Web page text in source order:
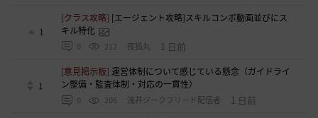
1
[クラス攻略] [エージェント攻略]スキルコンボ動画並びにス
キル特化
0 212 夜狐丸 1 日前
1
[意見掲示板]運営体制について感じている懸念（ガイドライ
ン整備・監査体制・対応の一貫性）
0 206 浅井ジークフリード配信者 1 日前